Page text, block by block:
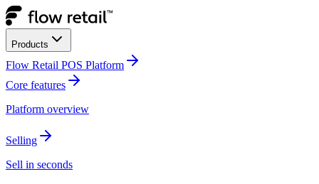
Products​​​​‌ ‍ ​‍​‍‌‍ ‌ ​‍‌‍‍‌‌‍‌ ‌‍‍‌‌‍ ‍​‍​‍​ ‍‍​‍​‍‌ ​ ‌‍​‌‌‍ ‍‌‍‍‌‌ ‌​‌ ‍‌​‍ ‍‌‍‍‌‌‍ ​‍​‍​‍ ​​‍​‍‌‍‍​‌ ​‍‌‍‌‌‌‍‌‍​‍​‍​ ‍‍​‍​‍‌‍‍​‌ ‌​‌ ‌​‌ ​​​ ‍‍​‍ ​‍ ‌‍ ​‌‍ ‌‍​ ‌‍​‌‌‍ ​‌‍‍​‌‍ ‌ ​ ‌ ‌​​ ‍‍​ ​ ​ ​​​ ​​​ ​​​‍ ‌ ​ ‌ ‌​‌ ‌‌‌‍‌​‌‍‍‌‌‍ ​‍ ‌‍‍‌‌‍ ‍‌ ‌​‌‍‌‌‌‍ ‍‌ ‌​​‍ ‌‍‌‌‌‍‌​‌‍‍‌‌ ‌​​‍ ‌‍ ‌‌‍ ‌‍‌​‌‍‌‌​ ‌‌ ​​‌ ​‍‌‍‌‌‌ ​ ‌‍‌‌‌‍ ‍‌ ‌​‌‍​‌‌ ‌​‌‍‍‌‌‍ ‌‍ ‍​ ‍ ‌‍‍‌‌‍‌​​ ‌​ ​‌​ ‍​​ ‍​‌‍‌‍‌‍​ ​ ‌ ​ ​ ‌‍​ ​‍ ‌​ ​ ‌‍​‌​ ​​‌‍‌‌​‍ ‌​ ‌​​ ​ ​ ​‌​ ​​​‍ ‌​ ‍​‌‍‌‍​ ‍‌​ ​ ​‍ ‌‌‍​‌‌‍‌‍‌‍​ ‌‍​‍​ ‌‍‌‍​ ​ ​‌​ ​ ​ ‍‌​ ‍‌​ ‌‍‌‍​‍​ ‍ ‌ ‌​‌ ‍‌‌ ​​‌‍‌‌​ ‌‌‍ ‍‌‍​‌‌ ‌‍‌‍‍‌‌‍‌ ‌‍​‌‌ ‌​‌‍‍‌‌‍ ‌‍ ‍​ ‍ ‌ ​​‌‍​‌‌ ‌​‌‍‍​​ ‌‌‍ ‍‌‍​‌‌ ‌‍‌‍‍‌‌‍‌ ‌‍​‌‌ ‌​‌‍‍‌‌‍ ‌‍ ‍‌​‍‌‌ ‌​‌‍‌‌‌‍ ‌‌ ​ ​‍‌‌​ ‌‌‌​​‍‌‌ ‌‍‍ ‌‍‌‌‌ ‍‌​‍‌‌​ ​ ‌​‌​​‍‌‌​ ​ ‌​‌​​‍‌‌​ ​‍​ ​‍​ ​‌‌‍​‍​ ​​​ ‌‍‌‍‌​​ ​​​ ‌ ​ ‌​​ ​‍​ ‌‌​ ​‌​ ​‌​‍‌‌​ ​‍​ ​‍​‍‌‌​ ‌‌‌​‌​​‍ ‍‌ ‌​‌‍‍‌‌ ‌​‌‍ ​‌‍‌‌​ ‌‍​‍‌‍​‌‌ ​ ‌‍‌‌‌‌‌‌‌ ​‍‌‍ ​​ ‌‌‍‍​‌ ‌​‌ ‌​‌ ​​​‍‌‌​ ​ ‌​​‌​‍‌‌​ ​‍‌​‌‍​‍‌‌​ ​‍‌​‌‍‌‍ ​‌‍ ‌‍​ ‌‍​‌‌‍ ​‌‍‍​‌‍ ‌ ​ ‌ ‌​​‍‌‌​ ​ ‌​​‌​ ​ ​ ​​​ ​​​ ​​​‍‌‌​ ​‍‌​‌‍‌ ​ ‌ ‌​‌ ‌‌‌‍‌​‌‍‍‌‌‍ ​‍‌‍‌‍‍‌‌‍‌​​ ‌​ ​‌​ ‍​​ ‍​‌‍‌‍‌‍​ ​ ‌ ​ ​ ‌‍​ ​‍ ‌​ ​ ‌‍​‌​ ​​‌‍‌‌​‍ ‌​ ‌​​ ​ ​ ​‌​ ​​​‍ ‌​ ‍​‌‍‌‍​ ‍‌​ ​ ​‍ ‌‌‍​‌‌‍‌‍‌‍​ ‌‍​‍​ ‌‍‌‍​ ​ ​‌​ ​ ​ ‍‌​ ‍‌​ ‌‍‌‍​‍​‍‌‍‌ ‌​‌ ‍‌‌ ​​‌‍‌‌​ ‌‌‍ ‍‌‍​‌‌ ‌‍‌‍‍‌‌‍‌ ‌‍​‌‌ ‌​‌‍‍‌‌‍ ‌‍ ‍​‍‌‍‌ ​​‌‍​‌‌ ‌​‌‍‍​​ ‌‌‍ ‍‌‍​‌‌ ‌‍‌‍‍‌‌‍‌ ‌‍​‌‌ ‌​‌‍‍‌‌‍ ‌‍ ‍‌​‍‌‌ ‌​‌‍‌‌‌‍ ‌‌ ​ ​‍‌‌​ ‌‌‌​​‍‌‌ ‌‍‍ ‌‍‌‌‌ ‍‌​‍‌‌​ ​ ‌​‌​​‍‌‌​ ​ ‌​‌​​‍‌‌​ ​‍​ ​‍​ ​‌‌‍​‍​ ​​​ ‌‍‌‍‌​​ ​​​ ‌ ​ ‌​​ ​‍​ ‌‌​ ​‌​ ​‌​‍‌‌​ ​‍​ ​‍​‍‌‌​ ‌‌‌​‌​​‍ ‍‌ ‌​‌‍‍‌‌ ‌​‌‍ ​‌‍‌‌​‍‌‍‌ ​​‌‍‌‌‌ ​‍‌ ​ ‌ ​​‌‍‌‌‌‍​ ‌ ‌​‌‍‍‌‌ ‌‍‌‍‌‌​ ‌‌ ​​‌ ‌‌‌‍​‍‌‍ ​‌‍‍‌‌ ​ ‌‍‍​‌‍‌‌‌‍‌​​‍​‍‌ ‌
Flow Retail POS Platform​​​​‌ ‍ ​‍​‍‌‍ ‌ ​‍‌‍‍‌‌‍‌ ‌‍‍‌‌‍ ‍​‍​‍​ ‍‍​‍​‍‌ ​ ‌‍​‌‌‍ ‍‌‍‍‌‌ ‌​‌ ‍‌​‍ ‍‌‍‍‌‌‍ ​‍​‍​‍ ​​‍​‍‌‍‍​‌ ​‍‌‍‌‌‌‍‌‍​‍​‍​ ‍‍​‍​‍‌‍‍​‌ ‌​‌ ‌​‌ ​​​ ‍‍​‍ ​‍ ‌‍ ​‌‍ ‌‍​ ‌‍​‌‌‍ ​‌‍‍​‌‍ ‌ ​ ‌ ‌​​ ‍‍​ ​ ​ ​​​ ​​​ ​​​‍ ‌ ​ ‌ ‌​‌ ‌‌‌‍‌​‌‍‍‌‌‍ ​‍ ‌‍‍‌‌‍ ‍‌ ‌​‌‍‌‌‌‍ ‍‌ ‌​​‍ ‌‍‌‌‌‍‌​‌‍‍‌‌ ‌​​‍ ‌‍ ‌‌‍ ‌‍‌​‌‍‌‌​ ‌‌ ​​‌ ​‍‌‍‌‌‌ ​ ‌‍‌‌‌‍ ‍‌ ‌​‌‍​‌‌ ‌​‌‍‍‌‌‍ ‌‍ ‍​ ‍ ‌‍‍‌‌‍‌​​ ‌​ ​‌​ ‍​​ ‍​‌‍‌‍‌‍​ ​ ‌ ​ ​ ‌‍​ ​‍ ‌​ ​ ‌‍​‌​ ​​‌‍‌‌​‍ ‌​ ‌​​ ​ ​ ​‌​ ​​​‍ ‌​ ‍​‌‍‌‍​ ‍‌​ ​ ​‍ ‌‌‍​‌‌‍‌‍‌‍​ ‌‍​‍​ ‌‍‌‍​ ​ ​‌​ ​ ​ ‍‌​ ‍‌​ ‌‍‌‍​‍​ ‍ ‌ ‌​‌ ‍‌‌ ​​‌‍‌‌​ ‌‌‍ ‍‌‍​‌‌ ‌‍‌‍‍‌‌‍‌ ‌‍​‌‌ ‌​‌‍‍‌‌‍ ‌‍ ‍​ ‍ ‌ ​​‌‍​‌‌ ‌​‌‍‍​​ ‌‌‍ ‍‌‍​‌‌ ‌‍‌‍‍‌‌‍‌ ‌‍​‌‌ ‌​‌‍‍‌‌‍ ‌‍ ‍‌​‍‌‌ ‌​‌‍‌‌‌‍ ‌‌ ​ ​‍‌‌​ ‌‌‌​​‍‌‌ ‌‍‍ ‌‍‌‌‌ ‍‌​‍‌‌​ ​ ‌​‌​​‍‌‌​ ​ ‌​‌​​‍‌‌​ ​‍​ ​‍​ ​‌‌‍​‍​ ​​​ ‌‍‌‍‌​​ ​​​ ‌ ​ ‌​​ ​‍​ ‌‌​ ​‌​ ​‌​‍‌‌​ ​‍​ ​‍​‍‌‌​ ‌‌‌​‌​​‍ ‍‌‍​ ‌‍‍​‌‍‍‌‌‍ ​‌‍‌​‌ ​‍‌‍‌‌‌‍ ‍​‍‌‌​ ‌‌‌​​‍‌‌ ‌‍‍ ‌‍‌‌‌ ‍‌​‍‌‌​ ​ ‌​‌​​‍‌‌​ ​ ‌​‌​​‍‌‌​ ​‍​ ​‍‌‍‌‍​ ​​​ ​‌​ ‌‍​ ‌​​ ​ ​ ‌‌‌‍‌‍​ ​​​ ​ ​ ‌‍​ ​ ​‍‌‌​ ​‍​ ​‍​‍‌‌​ ‌‌‌​‌​​‍ ‍‌ ‌​‌‍‍‌‌ ‌​‌‍ ​‌‍‌‌​ ‌‍​‍‌‍​‌‌ ​ ‌‍‌‌‌‌‌‌‌ ​‍‌‍ ​​ ‌‌‍‍​‌ ‌​‌ ‌​‌ ​​​‍‌‌​ ​ ‌​​‌​‍‌‌​ ​‍‌​‌‍​‍‌‌​ ​‍‌​‌‍‌‍ ​‌‍ ‌‍​ ‌‍​‌‌‍ ​‌‍‍​‌‍ ‌ ​ ‌ ‌​​‍‌‌​ ​ ‌​​‌​ ​ ​ ​​​ ​​​ ​​​‍‌‌​ ​‍‌​‌‍‌ ​ ‌ ‌​‌ ‌‌‌‍‌​‌‍‍‌‌‍ ​‍‌‍‌‍‍‌‌‍‌​​ ‌​ ​‌​ ‍​​ ‍​‌‍‌‍‌‍​ ​ ‌ ​ ​ ‌‍​ ​‍ ‌​ ​ ‌‍​‌​ ​​‌‍‌‌​‍ ‌​ ‌​​ ​ ​ ​‌​ ​​​‍ ‌​ ‍​‌‍‌‍​ ‍‌​ ​ ​‍ ‌‌‍​‌‌‍‌‍‌‍​ ‌‍​‍​ ‌‍‌‍​ ​ ​‌​ ​ ​ ‍‌​ ‍‌​ ‌‍‌‍​‍​‍‌‍‌ ‌​‌ ‍‌‌ ​​‌‍‌‌​ ‌‌‍ ‍‌‍​‌‌ ‌‍‌‍‍‌‌‍‌ ‌‍​‌‌ ‌​‌‍‍‌‌‍ ‌‍ ‍​‍‌‍‌ ​​‌‍​‌‌ ‌​‌‍‍​​ ‌‌‍ ‍‌‍​‌‌ ‌‍‌‍‍‌‌‍‌ ‌‍​‌‌ ‌​‌‍‍‌‌‍ ‌‍ ‍‌​‍‌‌ ‌​‌‍‌‌‌‍ ‌‌ ​ ​‍‌‌​ ‌‌‌​​‍‌‌ ‌‍‍ ‌‍‌‌‌ ‍‌​‍‌‌​ ​ ‌​‌​​‍‌‌​ ​ ‌​‌​​‍‌‌​ ​‍​ ​‍​ ​‌‌‍​‍​ ​​​ ‌‍‌‍‌​​ ​​​ ‌ ​ ‌​​ ​‍​ ‌‌​ ​‌​ ​‌​‍‌‌​ ​‍​ ​‍​‍‌‌​ ‌‌‌​‌​​‍ ‍‌‍​ ‌‍‍​‌‍‍‌‌‍ ​‌‍‌​‌ ​‍‌‍‌‌‌‍ ‍​‍‌‌​ ‌‌‌​​‍‌‌ ‌‍‍ ‌‍‌‌‌ ‍‌​‍‌‌​ ​ ‌​‌​​‍‌‌​ ​ ‌​‌​​‍‌‌​ ​‍​ ​‍‌‍‌‍​ ​​​ ​‌​ ‌‍​ ‌​​ ​ ​ ‌‌‌‍‌‍​ ​​​ ​ ​ ‌‍​ ​ ​‍‌‌​ ​‍​ ​‍​‍‌‌​ ‌‌‌​‌​​‍ ‍‌ ‌​‌‍‍‌‌ ‌​‌‍ ​‌‍‌‌​‍‌‍‌ ​​‌‍‌‌‌ ​‍‌ ​ ‌ ​​‌‍‌‌‌‍​ ‌ ‌​‌‍‍‌‌ ‌‍‌‍‌‌​ ‌‌ ​​‌ ‌‌‌‍​‍‌‍ ​‌‍‍‌‌ ​ ‌‍‍​‌‍‌‌‌‍‌​​‍​‍‌ ‌
Core features​​​​‌ ‍ ​‍​‍‌‍ ‌ ​‍‌‍‍‌‌‍‌ ‌‍‍‌‌‍ ‍​‍​‍​ ‍‍​‍​‍‌ ​ ‌‍​‌‌‍ ‍‌‍‍‌‌ ‌​‌ ‍‌​‍ ‍‌‍‍‌‌‍ ​‍​‍​‍ ​​‍​‍‌‍‍​‌ ​‍‌‍‌‌‌‍‌‍​‍​‍​ ‍‍​‍​‍‌‍‍​‌ ‌​‌ ‌​‌ ​​​ ‍‍​‍ ​‍ ‌‍ ​‌‍ ‌‍​ ‌‍​‌‌‍ ​‌‍‍​‌‍ ‌ ​ ‌ ‌​​ ‍‍​ ​ ​ ​​​ ​​​ ​​​‍ ‌ ​ ‌ ‌​‌ ‌‌‌‍‌​‌‍‍‌‌‍ ​‍ ‌‍‍‌‌‍ ‍‌ ‌​‌‍‌‌‌‍ ‍‌ ‌​​‍ ‌‍‌‌‌‍‌​‌‍‍‌‌ ‌​​‍ ‌‍ ‌‌‍ ‌‍‌​‌‍‌‌​ ‌‌ ​​‌ ​‍‌‍‌‌‌ ​ ‌‍‌‌‌‍ ‍‌ ‌​‌‍​‌‌ ‌​‌‍‍‌‌‍ ‌‍ ‍​ ‍ ‌‍‍‌‌‍‌​​ ‌​ ​‌​ ‍​​ ‍​‌‍‌‍‌‍​ ​ ‌ ​ ​ ‌‍​ ​‍ ‌​ ​ ‌‍​‌​ ​​‌‍‌‌​‍ ‌​ ‌​​ ​ ​ ​‌​ ​​​‍ ‌​ ‍​‌‍‌‍​ ‍‌​ ​ ​‍ ‌‌‍​‌‌‍‌‍‌‍​ ‌‍​‍​ ‌‍‌‍​ ​ ​‌​ ​ ​ ‍‌​ ‍‌​ ‌‍‌‍​‍​ ‍ ‌ ‌​‌ ‍‌‌ ​​‌‍‌‌​ ‌‌‍ ‍‌‍​‌‌ ‌‍‌‍‍‌‌‍‌ ‌‍​‌‌ ‌​‌‍‍‌‌‍ ‌‍ ‍​ ‍ ‌ ​​‌‍​‌‌ ‌​‌‍‍​​ ‌‌‍ ‍‌‍​‌‌ ‌‍‌‍‍‌‌‍‌ ‌‍​‌‌ ‌​‌‍‍‌‌‍ ‌‍ ‍‌​‍‌‌ ‌​‌‍‌‌‌‍ ‌‌ ​ ​‍‌‌​ ‌‌‌​​‍‌‌ ‌‍‍ ‌‍‌‌‌ ‍‌​‍‌‌​ ​ ‌​‌​​‍‌‌​ ​ ‌​‌​​‍‌‌​ ​‍​ ​‍​ ​‌‌‍​‍​ ​​​ ‌‍‌‍‌​​ ​​​ ‌ ​ ‌​​ ​‍​ ‌‌​ ​‌​ ​‌​‍‌‌​ ​‍​ ​‍​‍‌‌​ ‌‌‌​‌​​‍ ‍‌‍​ ‌‍‍​‌‍‍‌‌‍ ​‌‍‌​‌ ​‍‌‍‌‌‌‍ ‍​‍‌‌​ ‌‌‌​​‍‌‌ ‌‍‍ ‌‍‌‌‌ ‍‌​‍‌‌​ ​ ‌​‌​​‍‌‌​ ​ ‌​‌​​‍‌‌​ ​‍​ ​‍‌‍‌‍​ ​​​ ​‌​ ‌‍​ ‌​​ ​ ​ ‌‌‌‍‌‍​ ​​​ ​ ​ ‌‍​ ​ ​‍‌‌​ ​‍​ ​‍​‍‌‌​ ‌‌‌​‌​​‍ ‍‌‍​ ‌‍‍​‌‍‍‌‌‍ ​‌‍‌​‌ ​‍‌‍‌‌‌‍ ‍​‍‌‌​ ‌‌‌​​‍‌‌ ‌‍‍ ‌‍‌‌‌ ‍‌​‍‌‌​ ​ ‌​‌​​‍‌‌​ ​ ‌​‌​​‍‌‌​ ​‍​ ​‍‌‍​ ‌‍​‌‌‍​‍‌‍​‍‌‍‌‌‌‍​ ​ ‍‌​ ​ ‌‍‌‌‌‍​ ‌‍‌‌‌‍‌‌​‍‌‌​ ​‍​ ​‍​‍‌‌​ ‌‌‌​‌​​‍ ‍‌ ‌​‌‍‍‌‌ ‌​‌‍ ​‌‍‌‌​ ‌‍​‍‌‍​‌‌ ​ ‌‍‌‌‌‌‌‌‌ ​‍‌‍ ​​ ‌‌‍‍​‌ ‌​‌ ‌​‌ ​​​‍‌‌​ ​ ‌​​‌​‍‌‌​ ​‍‌​‌‍​‍‌‌​ ​‍‌​‌‍‌‍ ​‌‍ ‌‍​ ‌‍​‌‌‍ ​‌‍‍​‌‍ ‌ ​ ‌ ‌​​‍‌‌​ ​ ‌​​‌​ ​ ​ ​​​ ​​​ ​​​‍‌‌​ ​‍‌​‌‍‌ ​ ‌ ‌​‌ ‌‌‌‍‌​‌‍‍‌‌‍ ​‍‌‍‌‍‍‌‌‍‌​​ ‌​ ​‌​ ‍​​ ‍​‌‍‌‍‌‍​ ​ ‌ ​ ​ ‌‍​ ​‍ ‌​ ​ ‌‍​‌​ ​​‌‍‌‌​‍ ‌​ ‌​​ ​ ​ ​‌​ ​​​‍ ‌​ ‍​‌‍‌‍​ ‍‌​ ​ ​‍ ‌‌‍​‌‌‍‌‍‌‍​ ‌‍​‍​ ‌‍‌‍​ ​ ​‌​ ​ ​ ‍‌​ ‍‌​ ‌‍‌‍​‍​‍‌‍‌ ‌​‌ ‍‌‌ ​​‌‍‌‌​ ‌‌‍ ‍‌‍​‌‌ ‌‍‌‍‍‌‌‍‌ ‌‍​‌‌ ‌​‌‍‍‌‌‍ ‌‍ ‍​‍‌‍‌ ​​‌‍​‌‌ ‌​‌‍‍​​ ‌‌‍ ‍‌‍​‌‌ ‌‍‌‍‍‌‌‍‌ ‌‍​‌‌ ‌​‌‍‍‌‌‍ ‌‍ ‍‌​‍‌‌ ‌​‌‍‌‌‌‍ ‌‌ ​ ​‍‌‌​ ‌‌‌​​‍‌‌ ‌‍‍ ‌‍‌‌‌ ‍‌​‍‌‌​ ​ ‌​‌​​‍‌‌​ ​ ‌​‌​​‍‌‌​ ​‍​ ​‍​ ​‌‌‍​‍​ ​​​ ‌‍‌‍‌​​ ​​​ ‌ ​ ‌​​ ​‍​ ‌‌​ ​‌​ ​‌​‍‌‌​ ​‍​ ​‍​‍‌‌​ ‌‌‌​‌​​‍ ‍‌‍​ ‌‍‍​‌‍‍‌‌‍ ​‌‍‌​‌ ​‍‌‍‌‌‌‍ ‍​‍‌‌​ ‌‌‌​​‍‌‌ ‌‍‍ ‌‍‌‌‌ ‍‌​‍‌‌​ ​ ‌​‌​​‍‌‌​ ​ ‌​‌​​‍‌‌​ ​‍​ ​‍‌‍‌‍​ ​​​ ​‌​ ‌‍​ ‌​​ ​ ​ ‌‌‌‍‌‍​ ​​​ ​ ​ ‌‍​ ​ ​‍‌‌​ ​‍​ ​‍​‍‌‌​ ‌‌‌​‌​​‍ ‍‌‍​ ‌‍‍​‌‍‍‌‌‍ ​‌‍‌​‌ ​‍‌‍‌‌‌‍ ‍​‍‌‌​ ‌‌‌​​‍‌‌ ‌‍‍ ‌‍‌‌‌ ‍‌​‍‌‌​ ​ ‌​‌​​‍‌‌​ ​ ‌​‌​​‍‌‌​ ​‍​ ​‍‌‍​ ‌‍​‌‌‍​‍‌‍​‍‌‍‌‌‌‍​ ​ ‍‌​ ​ ‌‍‌‌‌‍​ ‌‍‌‌‌‍‌‌​‍‌‌​ ​‍​ ​‍​‍‌‌​ ‌‌‌​‌​​‍ ‍‌ ‌​‌‍‍‌‌ ‌​‌‍ ​‌‍‌‌​‍‌‍‌ ​​‌‍‌‌‌ ​‍‌ ​ ‌ ​​‌‍‌‌‌‍​ ‌ ‌​‌‍‍‌‌ ‌‍‌‍‌‌​ ‌‌ ​​‌ ‌‌‌‍​‍‌‍ ​‌‍‍‌‌ ​ ‌‍‍​‌‍‌‌‌‍‌​​‍​‍‌ ‌
Platform overview​​​​‌ ‍ ​‍​‍‌‍ ‌ ​‍‌‍‍‌‌‍‌ ‌‍‍‌‌‍ ‍​‍​‍​ ‍‍​‍​‍‌ ​ ‌‍​‌‌‍ ‍‌‍‍‌‌ ‌​‌ ‍‌​‍ ‍‌‍‍‌‌‍ ​‍​‍​‍ ​​‍​‍‌‍‍​‌ ​‍‌‍‌‌‌‍‌‍​‍​‍​ ‍‍​‍​‍‌‍‍​‌ ‌​‌ ‌​‌ ​​​ ‍‍​‍ ​‍ ‌‍ ​‌‍ ‌‍​ ‌‍​‌‌‍ ​‌‍‍​‌‍ ‌ ​ ‌ ‌​​ ‍‍​ ​ ​ ​​​ ​​​ ​​​‍ ‌ ​ ‌ ‌​‌ ‌‌‌‍‌​‌‍‍‌‌‍ ​‍ ‌‍‍‌‌‍ ‍‌ ‌​‌‍‌‌‌‍ ‍‌ ‌​​‍ ‌‍‌‌‌‍‌​‌‍‍‌‌ ‌​​‍ ‌‍ ‌‌‍ ‌‍‌​‌‍‌‌​ ‌‌ ​​‌ ​‍‌‍‌‌‌ ​ ‌‍‌‌‌‍ ‍‌ ‌​‌‍​‌‌ ‌​‌‍‍‌‌‍ ‌‍ ‍​ ‍ ‌‍‍‌‌‍‌​​ ‌​ ​‌​ ‍​​ ‍​‌‍‌‍‌‍​ ​ ‌ ​ ​ ‌‍​ ​‍ ‌​ ​ ‌‍​‌​ ​​‌‍‌‌​‍ ‌​ ‌​​ ​ ​ ​‌​ ​​​‍ ‌​ ‍​‌‍‌‍​ ‍‌​ ​ ​‍ ‌‌‍​‌‌‍‌‍‌‍​ ‌‍​‍​ ‌‍‌‍​ ​ ​‌​ ​ ​ ‍‌​ ‍‌​ ‌‍‌‍​‍​ ‍ ‌ ‌​‌ ‍‌‌ ​​‌‍‌‌​ ‌‌‍ ‍‌‍​‌‌ ‌‍‌‍‍‌‌‍‌ ‌‍​‌‌ ‌​‌‍‍‌‌‍ ‌‍ ‍​ ‍ ‌ ​​‌‍​‌‌ ‌​‌‍‍​​ ‌‌‍ ‍‌‍​‌‌ ‌‍‌‍‍‌‌‍‌ ‌‍​‌‌ ‌​‌‍‍‌‌‍ ‌‍ ‍‌​‍‌‌ ‌​‌‍‌‌‌‍ ‌‌ ​ ​‍‌‌​ ‌‌‌​​‍‌‌ ‌‍‍ ‌‍‌‌‌ ‍‌​‍‌‌​ ​ ‌​‌​​‍‌‌​ ​ ‌​‌​​‍‌‌​ ​‍​ ​‍​ ​‌‌‍​‍​ ​​​ ‌‍‌‍‌​​ ​​​ ‌ ​ ‌​​ ​‍​ ‌‌​ ​‌​ ​‌​‍‌‌​ ​‍​ ​‍​‍‌‌​ ‌‌‌​‌​​‍ ‍‌‍​ ‌‍‍​‌‍‍‌‌‍ ​‌‍‌​‌ ​‍‌‍‌‌‌‍ ‍​‍‌‌​ ‌‌‌​​‍‌‌ ‌‍‍ ‌‍‌‌‌ ‍‌​‍‌‌​ ​ ‌​‌​​‍‌‌​ ​ ‌​‌​​‍‌‌​ ​‍​ ​‍‌‍‌‍​ ​​​ ​‌​ ‌‍​ ‌​​ ​ ​ ‌‌‌‍‌‍​ ​​​ ​ ​ ‌‍​ ​ ​‍‌‌​ ​‍​ ​‍​‍‌‌​ ‌‌‌​‌​​‍ ‍‌‍​ ‌‍‍​‌‍‍‌‌‍ ​‌‍‌​‌ ​‍‌‍‌‌‌‍ ‍​‍‌‌​ ‌‌‌​​‍‌‌ ‌‍‍ ‌‍‌‌‌ ‍‌​‍‌‌​ ​ ‌​‌​​‍‌‌​ ​ ‌​‌​​‍‌‌​ ​‍​ ​‍‌‍​ ‌‍​‌‌‍​‍‌‍​‍‌‍‌‌‌‍​ ​ ‍‌​ ​ ‌‍‌‌‌‍​ ‌‍‌‌‌‍‌‌​‍‌‌​ ​‍​ ​‍​‍‌‌​ ‌‌‌​‌​​‍ ‍‌‍‌‌‌ ‍​‌‍​ ‌‍‌‌‌ ​‍‌ ​​‌ ‌​​ ‌‍​‍‌‍​‌‌ ​ ‌‍‌‌‌‌‌‌‌ ​‍‌‍ ​​ ‌‌‍‍​‌ ‌​‌ ‌​‌ ​​​‍‌‌​ ​ ‌​​‌​‍‌‌​ ​‍‌​‌‍​‍‌‌​ ​‍‌​‌‍‌‍ ​‌‍ ‌‍​ ‌‍​‌‌‍ ​‌‍‍​‌‍ ‌ ​ ‌ ‌​​‍‌‌​ ​ ‌​​‌​ ​ ​ ​​​ ​​​ ​​​‍‌‌​ ​‍‌​‌‍‌ ​ ‌ ‌​‌ ‌‌‌‍‌​‌‍‍‌‌‍ ​‍‌‍‌‍‍‌‌‍‌​​ ‌​ ​‌​ ‍​​ ‍​‌‍‌‍‌‍​ ​ ‌ ​ ​ ‌‍​ ​‍ ‌​ ​ ‌‍​‌​ ​​‌‍‌‌​‍ ‌​ ‌​​ ​ ​ ​‌​ ​​​‍ ‌​ ‍​‌‍‌‍​ ‍‌​ ​ ​‍ ‌‌‍​‌‌‍‌‍‌‍​ ‌‍​‍​ ‌‍‌‍​ ​ ​‌​ ​ ​ ‍‌​ ‍‌​ ‌‍‌‍​‍​‍‌‍‌ ‌​‌ ‍‌‌ ​​‌‍‌‌​ ‌‌‍ ‍‌‍​‌‌ ‌‍‌‍‍‌‌‍‌ ‌‍​‌‌ ‌​‌‍‍‌‌‍ ‌‍ ‍​‍‌‍‌ ​​‌‍​‌‌ ‌​‌‍‍​​ ‌‌‍ ‍‌‍​‌‌ ‌‍‌‍‍‌‌‍‌ ‌‍​‌‌ ‌​‌‍‍‌‌‍ ‌‍ ‍‌​‍‌‌ ‌​‌‍‌‌‌‍ ‌‌ ​ ​‍‌‌​ ‌‌‌​​‍‌‌ ‌‍‍ ‌‍‌‌‌ ‍‌​‍‌‌​ ​ ‌​‌​​‍‌‌​ ​ ‌​‌​​‍‌‌​ ​‍​ ​‍​ ​‌‌‍​‍​ ​​​ ‌‍‌‍‌​​ ​​​ ‌ ​ ‌​​ ​‍​ ‌‌​ ​‌​ ​‌​‍‌‌​ ​‍​ ​‍​‍‌‌​ ‌‌‌​‌​​‍ ‍‌‍​ ‌‍‍​‌‍‍‌‌‍ ​‌‍‌​‌ ​‍‌‍‌‌‌‍ ‍​‍‌‌​ ‌‌‌​​‍‌‌ ‌‍‍ ‌‍‌‌‌ ‍‌​‍‌‌​ ​ ‌​‌​​‍‌‌​ ​ ‌​‌​​‍‌‌​ ​‍​ ​‍‌‍‌‍​ ​​​ ​‌​ ‌‍​ ‌​​ ​ ​ ‌‌‌‍‌‍​ ​​​ ​ ​ ‌‍​ ​ ​‍‌‌​ ​‍​ ​‍​‍‌‌​ ‌‌‌​‌​​‍ ‍‌‍​ ‌‍‍​‌‍‍‌‌‍ ​‌‍‌​‌ ​‍‌‍‌‌‌‍ ‍​‍‌‌​ ‌‌‌​​‍‌‌ ‌‍‍ ‌‍‌‌‌ ‍‌​‍‌‌​ ​ ‌​‌​​‍‌‌​ ​ ‌​‌​​‍‌‌​ ​‍​ ​‍‌‍​ ‌‍​‌‌‍​‍‌‍​‍‌‍‌‌‌‍​ ​ ‍‌​ ​ ‌‍‌‌‌‍​ ‌‍‌‌‌‍‌‌​‍‌‌​ ​‍​ ​‍​‍‌‌​ ‌‌‌​‌​​‍ ‍‌‍‌‌‌ ‍​‌‍​ ‌‍‌‌‌ ​‍‌ ​​‌ ‌​​‍‌‍‌ ​​‌‍‌‌‌ ​‍‌ ​ ‌ ​​‌‍‌‌‌‍​ ‌ ‌​‌‍‍‌‌ ‌‍‌‍‌‌​ ‌‌ ​​‌ ‌‌‌‍​‍‌‍ ​‌‍‍‌‌ ​ ‌‍‍​‌‍‌‌‌‍‌​​‍​‍‌ ‌
Selling​​​​‌ ‍ ​‍​‍‌‍ ‌ ​‍‌‍‍‌‌‍‌ ‌‍‍‌‌‍ ‍​‍​‍​ ‍‍​‍​‍‌ ​ ‌‍​‌‌‍ ‍‌‍‍‌‌ ‌​‌ ‍‌​‍ ‍‌‍‍‌‌‍ ​‍​‍​‍ ​​‍​‍‌‍‍​‌ ​‍‌‍‌‌‌‍‌‍​‍​‍​ ‍‍​‍​‍‌‍‍​‌ ‌​‌ ‌​‌ ​​​ ‍‍​‍ ​‍ ‌‍ ​‌‍ ‌‍​ ‌‍​‌‌‍ ​‌‍‍​‌‍ ‌ ​ ‌ ‌​​ ‍‍​ ​ ​ ​​​ ​​​ ​​​‍ ‌ ​ ‌ ‌​‌ ‌‌‌‍‌​‌‍‍‌‌‍ ​‍ ‌‍‍‌‌‍ ‍‌ ‌​‌‍‌‌‌‍ ‍‌ ‌​​‍ ‌‍‌‌‌‍‌​‌‍‍‌‌ ‌​​‍ ‌‍ ‌‌‍ ‌‍‌​‌‍‌‌​ ‌‌ ​​‌ ​‍‌‍‌‌‌ ​ ‌‍‌‌‌‍ ‍‌ ‌​‌‍​‌‌ ‌​‌‍‍‌‌‍ ‌‍ ‍​ ‍ ‌‍‍‌‌‍‌​​ ‌​ ​‌​ ‍​​ ‍​‌‍‌‍‌‍​ ​ ‌ ​ ​ ‌‍​ ​‍ ‌​ ​ ‌‍​‌​ ​​‌‍‌‌​‍ ‌​ ‌​​ ​ ​ ​‌​ ​​​‍ ‌​ ‍​‌‍‌‍​ ‍‌​ ​ ​‍ ‌‌‍​‌‌‍‌‍‌‍​ ‌‍​‍​ ‌‍‌‍​ ​ ​‌​ ​ ​ ‍‌​ ‍‌​ ‌‍‌‍​‍​ ‍ ‌ ‌​‌ ‍‌‌ ​​‌‍‌‌​ ‌‌‍ ‍‌‍​‌‌ ‌‍‌‍‍‌‌‍‌ ‌‍​‌‌ ‌​‌‍‍‌‌‍ ‌‍ ‍​ ‍ ‌ ​​‌‍​‌‌ ‌​‌‍‍​​ ‌‌‍ ‍‌‍​‌‌ ‌‍‌‍‍‌‌‍‌ ‌‍​‌‌ ‌​‌‍‍‌‌‍ ‌‍ ‍‌​‍‌‌ ‌​‌‍‌‌‌‍ ‌‌ ​ ​‍‌‌​ ‌‌‌​​‍‌‌ ‌‍‍ ‌‍‌‌‌ ‍‌​‍‌‌​ ​ ‌​‌​​‍‌‌​ ​ ‌​‌​​‍‌‌​ ​‍​ ​‍​ ​‌‌‍​‍​ ​​​ ‌‍‌‍‌​​ ​​​ ‌ ​ ‌​​ ​‍​ ‌‌​ ​‌​ ​‌​‍‌‌​ ​‍​ ​‍​‍‌‌​ ‌‌‌​‌​​‍ ‍‌‍​ ‌‍‍​‌‍‍‌‌‍ ​‌‍‌​‌ ​‍‌‍‌‌‌‍ ‍​‍‌‌​ ‌‌‌​​‍‌‌ ‌‍‍ ‌‍‌‌‌ ‍‌​‍‌‌​ ​ ‌​‌​​‍‌‌​ ​ ‌​‌​​‍‌‌​ ​‍​ ​‍‌‍‌‍​ ​​​ ​‌​ ‌‍​ ‌​​ ​ ​ ‌‌‌‍‌‍​ ​​​ ​ ​ ‌‍​ ​ ​‍‌‌​ ​‍​ ​‍​‍‌‌​ ‌‌‌​‌​​‍ ‍‌‍​ ‌‍‍​‌‍‍‌‌‍ ​‌‍‌​‌ ​‍‌‍‌‌‌‍ ‍​‍‌‌​ ‌‌‌​​‍‌‌ ‌‍‍ ‌‍‌‌‌ ‍‌​‍‌‌​ ​ ‌​‌​​‍‌‌​ ​ ‌​‌​​‍‌‌​ ​‍​ ​‍​ ‍‌​ ‌‍‌‍​ ​ ​‌​ ‌‍‌‍​ ‌‍​‌​ ‌ ​ ​‍​ ‌​‌‍‌‍​ ‌‌​‍‌‌​ ​‍​ ​‍​‍‌‌​ ‌‌‌​‌​​‍ ‍‌ ‌​‌‍‍‌‌ ‌​‌‍ ​‌‍‌‌​ ‌‍​‍‌‍​‌‌ ​ ‌‍‌‌‌‌‌‌‌ ​‍‌‍ ​​ ‌‌‍‍​‌ ‌​‌ ‌​‌ ​​​‍‌‌​ ​ ‌​​‌​‍‌‌​ ​‍‌​‌‍​‍‌‌​ ​‍‌​‌‍‌‍ ​‌‍ ‌‍​ ‌‍​‌‌‍ ​‌‍‍​‌‍ ‌ ​ ‌ ‌​​‍‌‌​ ​ ‌​​‌​ ​ ​ ​​​ ​​​ ​​​‍‌‌​ ​‍‌​‌‍‌ ​ ‌ ‌​‌ ‌‌‌‍‌​‌‍‍‌‌‍ ​‍‌‍‌‍‍‌‌‍‌​​ ‌​ ​‌​ ‍​​ ‍​‌‍‌‍‌‍​ ​ ‌ ​ ​ ‌‍​ ​‍ ‌​ ​ ‌‍​‌​ ​​‌‍‌‌​‍ ‌​ ‌​​ ​ ​ ​‌​ ​​​‍ ‌​ ‍​‌‍‌‍​ ‍‌​ ​ ​‍ ‌‌‍​‌‌‍‌‍‌‍​ ‌‍​‍​ ‌‍‌‍​ ​ ​‌​ ​ ​ ‍‌​ ‍‌​ ‌‍‌‍​‍​‍‌‍‌ ‌​‌ ‍‌‌ ​​‌‍‌‌​ ‌‌‍ ‍‌‍​‌‌ ‌‍‌‍‍‌‌‍‌ ‌‍​‌‌ ‌​‌‍‍‌‌‍ ‌‍ ‍​‍‌‍‌ ​​‌‍​‌‌ ‌​‌‍‍​​ ‌‌‍ ‍‌‍​‌‌ ‌‍‌‍‍‌‌‍‌ ‌‍​‌‌ ‌​‌‍‍‌‌‍ ‌‍ ‍‌​‍‌‌ ‌​‌‍‌‌‌‍ ‌‌ ​ ​‍‌‌​ ‌‌‌​​‍‌‌ ‌‍‍ ‌‍‌‌‌ ‍‌​‍‌‌​ ​ ‌​‌​​‍‌‌​ ​ ‌​‌​​‍‌‌​ ​‍​ ​‍​ ​‌‌‍​‍​ ​​​ ‌‍‌‍‌​​ ​​​ ‌ ​ ‌​​ ​‍​ ‌‌​ ​‌​ ​‌​‍‌‌​ ​‍​ ​‍​‍‌‌​ ‌‌‌​‌​​‍ ‍‌‍​ ‌‍‍​‌‍‍‌‌‍ ​‌‍‌​‌ ​‍‌‍‌‌‌‍ ‍​‍‌‌​ ‌‌‌​​‍‌‌ ‌‍‍ ‌‍‌‌‌ ‍‌​‍‌‌​ ​ ‌​‌​​‍‌‌​ ​ ‌​‌​​‍‌‌​ ​‍​ ​‍‌‍‌‍​ ​​​ ​‌​ ‌‍​ ‌​​ ​ ​ ‌‌‌‍‌‍​ ​​​ ​ ​ ‌‍​ ​ ​‍‌‌​ ​‍​ ​‍​‍‌‌​ ‌‌‌​‌​​‍ ‍‌‍​ ‌‍‍​‌‍‍‌‌‍ ​‌‍‌​‌ ​‍‌‍‌‌‌‍ ‍​‍‌‌​ ‌‌‌​​‍‌‌ ‌‍‍ ‌‍‌‌‌ ‍‌​‍‌‌​ ​ ‌​‌​​‍‌‌​ ​ ‌​‌​​‍‌‌​ ​‍​ ​‍​ ‍‌​ ‌‍‌‍​ ​ ​‌​ ‌‍‌‍​ ‌‍​‌​ ‌ ​ ​‍​ ‌​‌‍‌‍​ ‌‌​‍‌‌​ ​‍​ ​‍​‍‌‌​ ‌‌‌​‌​​‍ ‍‌ ‌​‌‍‍‌‌ ‌​‌‍ ​‌‍‌‌​‍‌‍‌ ​​‌‍‌‌‌ ​‍‌ ​ ‌ ​​‌‍‌‌‌‍​ ‌ ‌​‌‍‍‌‌ ‌‍‌‍‌‌​ ‌‌ ​​‌ ‌‌‌‍​‍‌‍ ​‌‍‍‌‌ ​ ‌‍‍​‌‍‌‌‌‍‌​​‍​‍‌ ‌
Sell in seconds​​​​‌ ‍ ​‍​‍‌‍ ‌ ​‍‌‍‍‌‌‍‌ ‌‍‍‌‌‍ ‍​‍​‍​ ‍‍​‍​‍‌ ​ ‌‍​‌‌‍ ‍‌‍‍‌‌ ‌​‌ ‍‌​‍ ‍‌‍‍‌‌‍ ​‍​‍​‍ ​​‍​‍‌‍‍​‌ ​‍‌‍‌‌‌‍‌‍​‍​‍​ ‍‍​‍​‍‌‍‍​‌ ‌​‌ ‌​‌ ​​​ ‍‍​‍ ​‍ ‌‍ ​‌‍ ‌‍​ ‌‍​‌‌‍ ​‌‍‍​‌‍ ‌ ​ ‌ ‌​​ ‍‍​ ​ ​ ​​​ ​​​ ​​​‍ ‌ ​ ‌ ‌​‌ ‌‌‌‍‌​‌‍‍‌‌‍ ​‍ ‌‍‍‌‌‍ ‍‌ ‌​‌‍‌‌‌‍ ‍‌ ‌​​‍ ‌‍‌‌‌‍‌​‌‍‍‌‌ ‌​​‍ ‌‍ ‌‌‍ ‌‍‌​‌‍‌‌​ ‌‌ ​​‌ ​‍‌‍‌‌‌ ​ ‌‍‌‌‌‍ ‍‌ ‌​‌‍​‌‌ ‌​‌‍‍‌‌‍ ‌‍ ‍​ ‍ ‌‍‍‌‌‍‌​​ ‌​ ​‌​ ‍​​ ‍​‌‍‌‍‌‍​ ​ ‌ ​ ​ ‌‍​ ​‍ ‌​ ​ ‌‍​‌​ ​​‌‍‌‌​‍ ‌​ ‌​​ ​ ​ ​‌​ ​​​‍ ‌​ ‍​‌‍‌‍​ ‍‌​ ​ ​‍ ‌‌‍​‌‌‍‌‍‌‍​ ‌‍​‍​ ‌‍‌‍​ ​ ​‌​ ​ ​ ‍‌​ ‍‌​ ‌‍‌‍​‍​ ‍ ‌ ‌​‌ ‍‌‌ ​​‌‍‌‌​ ‌‌‍ ‍‌‍​‌‌ ‌‍‌‍‍‌‌‍‌ ‌‍​‌‌ ‌​‌‍‍‌‌‍ ‌‍ ‍​ ‍ ‌ ​​‌‍​‌‌ ‌​‌‍‍​​ ‌‌‍ ‍‌‍​‌‌ ‌‍‌‍‍‌‌‍‌ ‌‍​‌‌ ‌​‌‍‍‌‌‍ ‌‍ ‍‌​‍‌‌ ‌​‌‍‌‌‌‍ ‌‌ ​ ​‍‌‌​ ‌‌‌​​‍‌‌ ‌‍‍ ‌‍‌‌‌ ‍‌​‍‌‌​ ​ ‌​‌​​‍‌‌​ ​ ‌​‌​​‍‌‌​ ​‍​ ​‍​ ​‌‌‍​‍​ ​​​ ‌‍‌‍‌​​ ​​​ ‌ ​ ‌​​ ​‍​ ‌‌​ ​‌​ ​‌​‍‌‌​ ​‍​ ​‍​‍‌‌​ ‌‌‌​‌​​‍ ‍‌‍​ ‌‍‍​‌‍‍‌‌‍ ​‌‍‌​‌ ​‍‌‍‌‌‌‍ ‍​‍‌‌​ ‌‌‌​​‍‌‌ ‌‍‍ ‌‍‌‌‌ ‍‌​‍‌‌​ ​ ‌​‌​​‍‌‌​ ​ ‌​‌​​‍‌‌​ ​‍​ ​‍‌‍‌‍​ ​​​ ​‌​ ‌‍​ ‌​​ ​ ​ ‌‌‌‍‌‍​ ​​​ ​ ​ ‌‍​ ​ ​‍‌‌​ ​‍​ ​‍​‍‌‌​ ‌‌‌​‌​​‍ ‍‌‍​ ‌‍‍​‌‍‍‌‌‍ ​‌‍‌​‌ ​‍‌‍‌‌‌‍ ‍​‍‌‌​ ‌‌‌​​‍‌‌ ‌‍‍ ‌‍‌‌‌ ‍‌​‍‌‌​ ​ ‌​‌​​‍‌‌​ ​ ‌​‌​​‍‌‌​ ​‍​ ​‍​ ‍‌​ ‌‍‌‍​ ​ ​‌​ ‌‍‌‍​ ‌‍​‌​ ‌ ​ ​‍​ ‌​‌‍‌‍​ ‌‌​‍‌‌​ ​‍​ ​‍​‍‌‌​ ‌‌‌​‌​​‍ ‍‌‍‌‌‌ ‍​‌‍​ ‌‍‌‌‌ ​‍‌ ​​‌ ‌​​ ‌‍​‍‌‍​‌‌ ​ ‌‍‌‌‌‌‌‌‌ ​‍‌‍ ​​ ‌‌‍‍​‌ ‌​‌ ‌​‌ ​​​‍‌‌​ ​ ‌​​‌​‍‌‌​ ​‍‌​‌‍​‍‌‌​ ​‍‌​‌‍‌‍ ​‌‍ ‌‍​ ‌‍​‌‌‍ ​‌‍‍​‌‍ ‌ ​ ‌ ‌​​‍‌‌​ ​ ‌​​‌​ ​ ​ ​​​ ​​​ ​​​‍‌‌​ ​‍‌​‌‍‌ ​ ‌ ‌​‌ ‌‌‌‍‌​‌‍‍‌‌‍ ​‍‌‍‌‍‍‌‌‍‌​​ ‌​ ​‌​ ‍​​ ‍​‌‍‌‍‌‍​ ​ ‌ ​ ​ ‌‍​ ​‍ ‌​ ​ ‌‍​‌​ ​​‌‍‌‌​‍ ‌​ ‌​​ ​ ​ ​‌​ ​​​‍ ‌​ ‍​‌‍‌‍​ ‍‌​ ​ ​‍ ‌‌‍​‌‌‍‌‍‌‍​ ‌‍​‍​ ‌‍‌‍​ ​ ​‌​ ​ ​ ‍‌​ ‍‌​ ‌‍‌‍​‍​‍‌‍‌ ‌​‌ ‍‌‌ ​​‌‍‌‌​ ‌‌‍ ‍‌‍​‌‌ ‌‍‌‍‍‌‌‍‌ ‌‍​‌‌ ‌​‌‍‍‌‌‍ ‌‍ ‍​‍‌‍‌ ​​‌‍​‌‌ ‌​‌‍‍​​ ‌‌‍ ‍‌‍​‌‌ ‌‍‌‍‍‌‌‍‌ ‌‍​‌‌ ‌​‌‍‍‌‌‍ ‌‍ ‍‌​‍‌‌ ‌​‌‍‌‌‌‍ ‌‌ ​ ​‍‌‌​ ‌‌‌​​‍‌‌ ‌‍‍ ‌‍‌‌‌ ‍‌​‍‌‌​ ​ ‌​‌​​‍‌‌​ ​ ‌​‌​​‍‌‌​ ​‍​ ​‍​ ​‌‌‍​‍​ ​​​ ‌‍‌‍‌​​ ​​​ ‌ ​ ‌​​ ​‍​ ‌‌​ ​‌​ ​‌​‍‌‌​ ​‍​ ​‍​‍‌‌​ ‌‌‌​‌​​‍ ‍‌‍​ ‌‍‍​‌‍‍‌‌‍ ​‌‍‌​‌ ​‍‌‍‌‌‌‍ ‍​‍‌‌​ ‌‌‌​​‍‌‌ ‌‍‍ ‌‍‌‌‌ ‍‌​‍‌‌​ ​ ‌​‌​​‍‌‌​ ​ ‌​‌​​‍‌‌​ ​‍​ ​‍‌‍‌‍​ ​​​ ​‌​ ‌‍​ ‌​​ ​ ​ ‌‌‌‍‌‍​ ​​​ ​ ​ ‌‍​ ​ ​‍‌‌​ ​‍​ ​‍​‍‌‌​ ‌‌‌​‌​​‍ ‍‌‍​ ‌‍‍​‌‍‍‌‌‍ ​‌‍‌​‌ ​‍‌‍‌‌‌‍ ‍​‍‌‌​ ‌‌‌​​‍‌‌ ‌‍‍ ‌‍‌‌‌ ‍‌​‍‌‌​ ​ ‌​‌​​‍‌‌​ ​ ‌​‌​​‍‌‌​ ​‍​ ​‍​ ‍‌​ ‌‍‌‍​ ​ ​‌​ ‌‍‌‍​ ‌‍​‌​ ‌ ​ ​‍​ ‌​‌‍‌‍​ ‌‌​‍‌‌​ ​‍​ ​‍​‍‌‌​ ‌‌‌​‌​​‍ ‍‌‍‌‌‌ ‍​‌‍​ ‌‍‌‌‌ ​‍‌ ​​‌ ‌​​‍‌‍‌ ​​‌‍‌‌‌ ​‍‌ ​ ‌ ​​‌‍‌‌‌‍​ ‌ ‌​‌‍‍‌‌ ‌‍‌‍‌‌​ ‌‌ ​​‌ ‌‌‌‍​‍‌‍ ​‌‍‍‌‌ ​ ‌‍‍​‌‍‌‌‌‍‌​​‍​‍‌ ‌